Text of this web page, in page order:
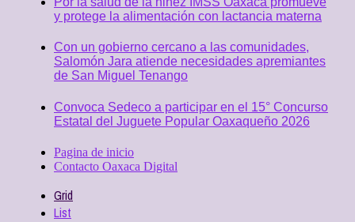
y protege la alimentación con lactancia materna
Con un gobierno cercano a las comunidades,
Salomón Jara atiende necesidades apremiantes
de San Miguel Tenango
Convoca Sedeco a participar en el 15° Concurso
Estatal del Juguete Popular Oaxaqueño 2026
Pagina de inicio
Contacto Oaxaca Digital
Grid
List